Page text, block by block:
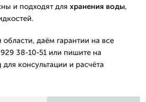
и подходят для хранения воды,
даём гарантии на все
38-10-51 или пишите на
консультации и расчёта